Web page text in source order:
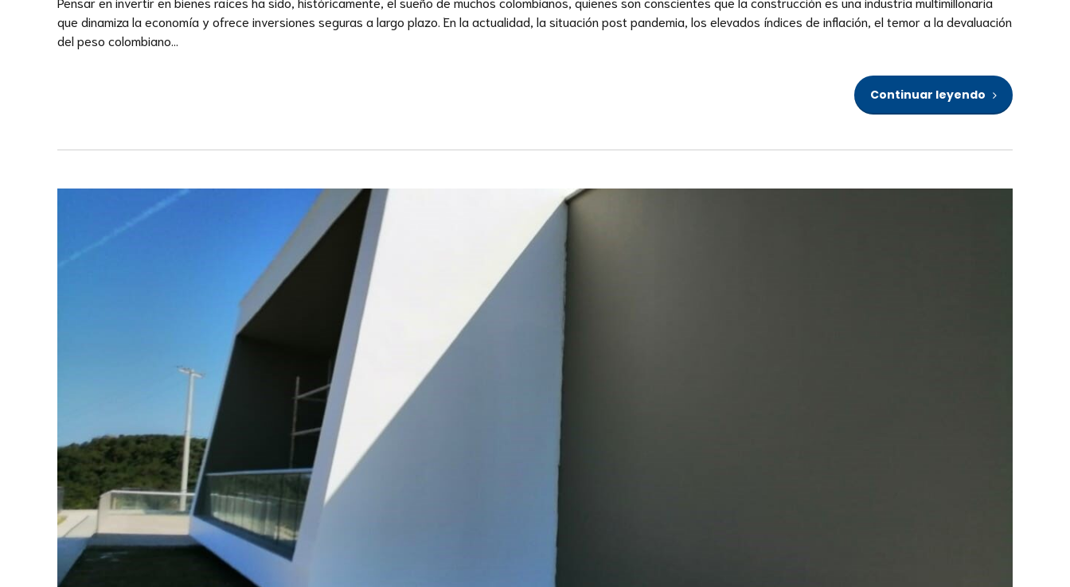
que dinamiza la economía y ofrece inversiones seguras a largo plazo. En la actualidad, la situación post pandemia, los elevados índices de inflación, el temor a la devaluación
del peso colombiano...
Continuar leyendo